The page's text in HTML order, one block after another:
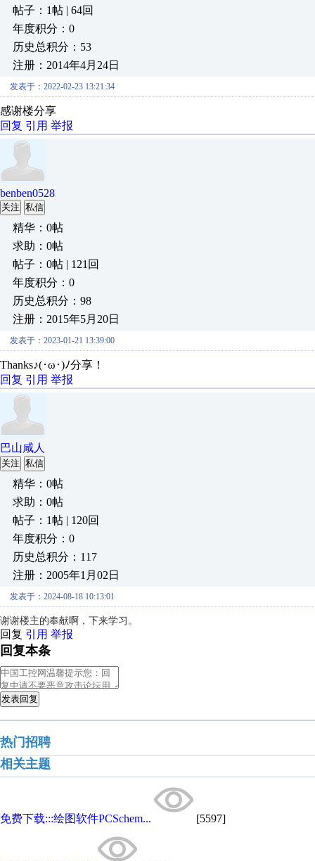
帖子：1帖 | 64回
年度积分：0
历史总积分：53
注册：2014年4月24日
发表于：2022-02-23 13:21:34
感谢楼分享
回复 引用 举报
benben0528
关注 私信
精华：0帖
求助：0帖
帖子：0帖 | 121回
年度积分：0
历史总积分：98
注册：2015年5月20日
发表于：2023-01-21 13:39:00
Thanks♪(･ω･)ﾉ分享！
回复 引用 举报
巴山咸人
关注 私信
精华：0帖
求助：0帖
帖子：1帖 | 120回
年度积分：0
历史总积分：117
注册：2005年1月02日
发表于：2024-08-18 10:13:01
谢谢楼主的奉献啊，下来学习。
回复 引用 举报
回复本条
发表回复
热门招聘
相关主题
免费下载:::绘图软件PCSchem... [5597]